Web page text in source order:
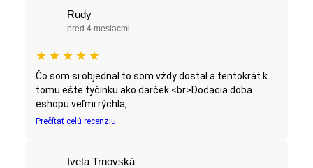
Rudy
pred 4 mesiacmi
★ ★ ★ ★ ★
Čo som si objednal to som vždy dostal a tentokrát k
tomu ešte tyčinku ako darček.<br>Dodacia doba
eshopu veľmi rýchla,...
Prečítať celú recenziu
Iveta Trnovská